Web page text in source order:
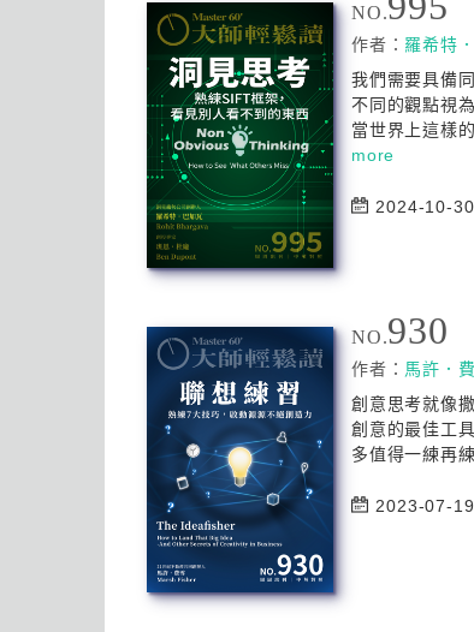
NO.
作者： 羅希特
我們需要具備
不同的觀點視
當世界上這樣
more
2024-10-
NO.930
作者： 馬許．
創意思考就像
創意的最佳工
多值得一練再
2023-07-